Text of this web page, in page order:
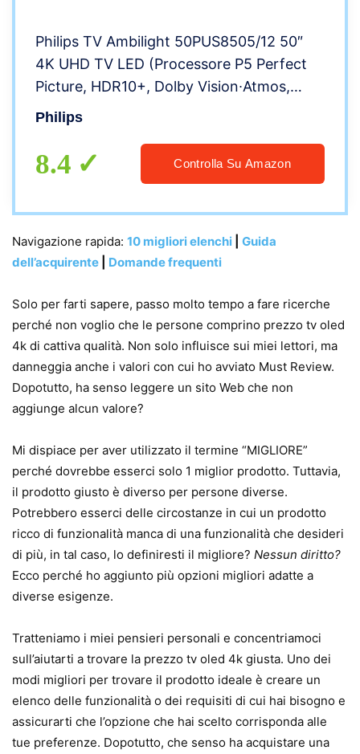
Philips TV Ambilight 50PUS8505/12 50″
4K UHD TV LED (Processore P5 Perfect
Picture, HDR10+, Dolby Vision∙Atmos,
Android TV, Works with Alexa) Argento –
Philips
8.4 Controlla Su Amazon
Navigazione rapida: 10 migliori elenchi
Guida
dell’acquirente
Domande frequenti
Solo per farti sapere, passo molto tempo a fare ricerche
perché non voglio che le persone comprino prezzo tv oled
4k di cattiva qualità. Non solo influisce sui miei lettori, ma
danneggia anche i valori con cui ho avviato Must Review.
Dopotutto, ha senso leggere un sito Web che non
aggiunge alcun valore?
Mi dispiace per aver utilizzato il termine “MIGLIORE”
perché dovrebbe esserci solo 1 miglior prodotto. Tuttavia,
il prodotto giusto è diverso per persone diverse.
Potrebbero esserci delle circostanze in cui un prodotto
ricco di funzionalità manca di una funzionalità che desideri
di più, in tal caso, lo definiresti il ​​migliore? Nessun diritto?
Ecco perché ho aggiunto più opzioni migliori adatte a
diverse esigenze.
Tratteniamo i miei pensieri personali e concentriamoci
sull’aiutarti a trovare la prezzo tv oled 4k giusta. Uno dei
modi migliori per trovare il prodotto ideale è creare un
elenco delle funzionalità o dei requisiti di cui hai bisogno e
assicurarti che l’opzione che hai scelto corrisponda alle
tue preferenze. Dopotutto, che senso ha acquistare una